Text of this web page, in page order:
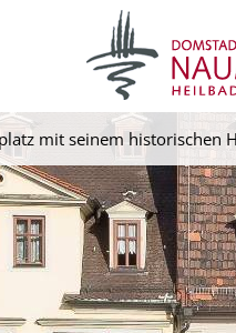
mit seinem historischen